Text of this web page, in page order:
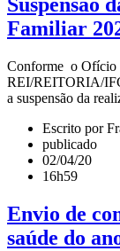
Suspensão
Familiar
Conforme o Ofício
REI/REITORIA/
a suspensão da
Escrito por
publicado
02/04/20
16h59
Envio de
saúde do